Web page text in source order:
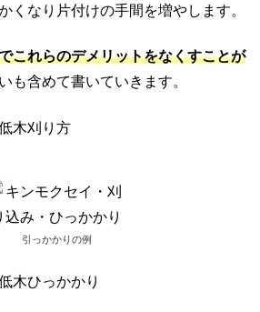
くなり片付けの手間を増やします。
これらのデメリットをなくすことが
も含めて書いていきます。
引っかかりの例